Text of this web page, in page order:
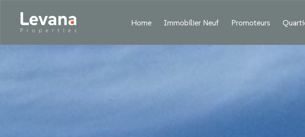
Home Immobilier Neuf Promoteurs